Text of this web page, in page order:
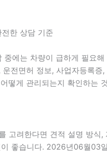
한 상담 기준
에는 차량이 급하게 필요
전면허 정보, 사업자등록
떻게 관리되는지 확인하는
려한다면 견적 설명 방
좋습니다. 2026년06월